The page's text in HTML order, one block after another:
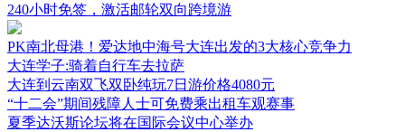
240小时免签，激活邮轮双向跨境游
PK南北母港！爱达地中海号大连出发的3大核心竞争力
大连学子:骑着自行车去拉萨
大连到云南双飞双卧纯玩7日游价格4080元
“十二会”期间残障人士可免费乘出租车观赛事
夏季达沃斯论坛将在国际会议中心举办